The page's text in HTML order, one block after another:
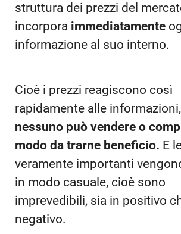
struttura dei prezzi del
incorpora immediatamente
informazione al suo interno.
Cioè i prezzi reagiscono così
rapidamente alle
nessuno può vendere o
modo da trarne beneficio. E
veramente importanti
in modo casuale, cioè sono
imprevedibili, sia in positivo
negativo.